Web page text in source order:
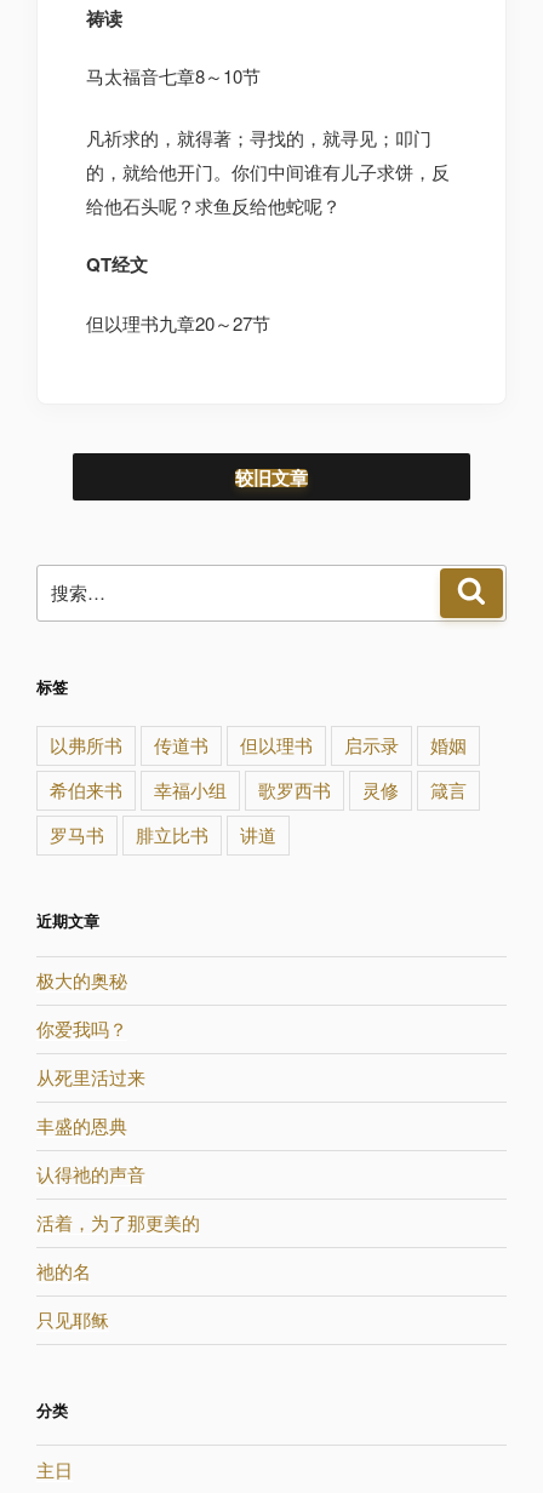
祷读
马太福音七章8～10节
凡祈求的，就得著；寻找的，就寻见；叩门
的，就给他开门。你们中间谁有儿子求饼，反
给他石头呢？求鱼反给他蛇呢？
QT经文
但以理书九章20～27节
较旧文章
索：
标签
以弗所书 传道书 但以理书 启示录
婚姻
希伯来书
幸福小组 歌罗西书 灵修
箴言
罗马书
腓立比书 讲道
近期文章
极大的奥秘
你爱我吗？
从死里活过来
丰盛的恩典
认得祂的声音
活着，为了那更美的
祂的名
只见耶稣
分类
主日